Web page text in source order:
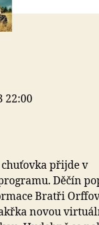
22:00
chuťovka přijde v
Děčín
Bratři
novou